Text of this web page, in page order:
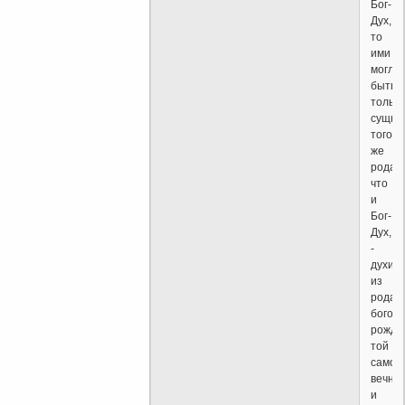
Бог-
Дух,
то
ими
могли
быть
только
того
же
рода,
что
и
Бог-
Дух,
-
духи
из
рода
богов,
той
самой
и